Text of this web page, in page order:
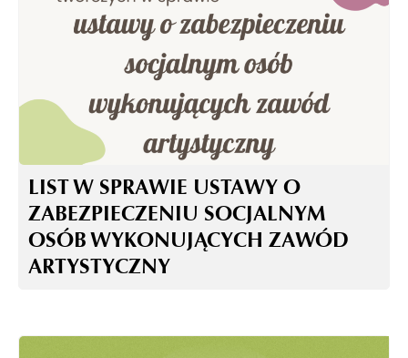
LIST W SPRAWIE USTAWY O
ZABEZPIECZENIU SOCJALNYM
OSÓB WYKONUJĄCYCH ZAWÓD
ARTYSTYCZNY